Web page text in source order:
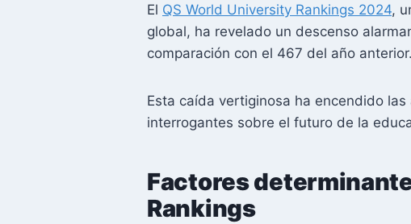
El QS World University Rankings 2024,
global, ha revelado un descenso
comparación con el 467 del año anterior.
Esta caída vertiginosa ha encendido
interrogantes sobre el futuro de la
Factores
Rankings